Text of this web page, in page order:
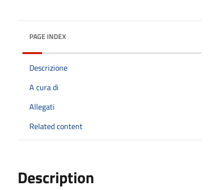
PAGE INDEX
Descrizione
A cura di
Allegati
Related content
Description